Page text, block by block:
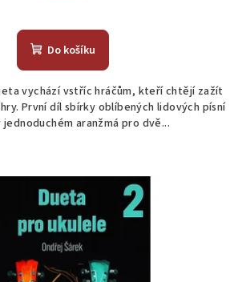
hodnocení
produktu
z
5
hvězdiček.
Do košíku
vychází vstříc hráčům, kteří chtějí zažít
První díl sbírky oblíbených lidových písní
aranžmá pro dvě...